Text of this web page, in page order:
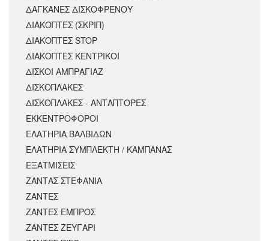
ΔΑΓΚΑΝΕΣ ΔΙΣΚΟΦΡΕΝΟΥ
ΔΙΑΚΟΠΤΕΣ (ΣΚΡΙΠ)
ΔΙΑΚΟΠΤΕΣ STOP
ΔΙΑΚΟΠΤΕΣ ΚΕΝΤΡΙΚΟΙ
ΔΙΣΚΟΙ ΑΜΠΡΑΓΙΑΖ
ΔΙΣΚΟΠΛΑΚΕΣ
ΔΙΣΚΟΠΛΑΚΕΣ - ΑΝΤΑΠΤΟΡΕΣ
ΕΚΚΕΝΤΡΟΦΟΡΟΙ
ΕΛΑΤΗΡΙΑ ΒΑΛΒΙΔΩΝ
ΕΛΑΤΗΡΙΑ ΣΥΜΠΛΕΚΤΗ / ΚΑΜΠΑΝΑΣ
ΕΞΑΤΜΙΣΕΙΣ
ΖΑΝΤΑΣ ΣΤΕΦΑΝΙΑ
ΖΑΝΤΕΣ
ΖΑΝΤΕΣ ΕΜΠΡΟΣ
ΖΑΝΤΕΣ ΖΕΥΓΑΡΙ